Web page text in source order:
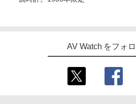
AV Watch をフォ